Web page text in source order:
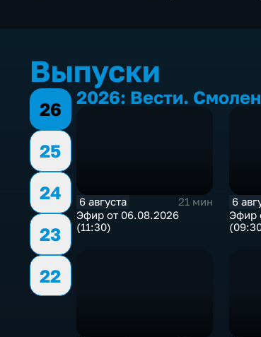
Выпуски
26
25
24
23
22
2026: Вести.
6 августа
21 мин
Эфир от 06.08.2026
(11:30)
6
Эфир